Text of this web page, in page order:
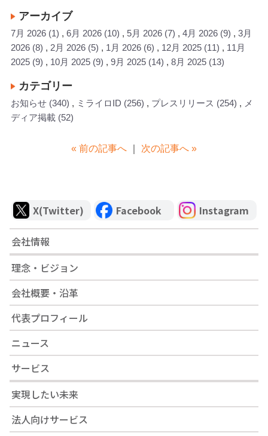
アーカイブ
7月 2026 (1) 6月 2026 (10) 5月 2026 (7) 4月 2026 (9)
3月
2026 (8) 2月 2026 (5) 1月 2026 (6) 12月 2025 (11)
11月
2025 (9) 10月 2025 (9) 9月 2025 (14) 8月 2025 (13)
カテゴリー
お知らせ (340) ミライロID (256) プレスリリース (254)
メ
ディア掲載 (52)
« 前の記事へ 次の記事へ »
X(Twitter) Facebook Instagram
会社情報
理念・ビジョン
会社概要・沿革
代表プロフィール
ニュース
サービス
実現したい未来
法人向けサービス